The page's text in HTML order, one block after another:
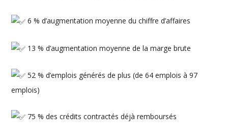
6 % d’augmentation moyenne du chiffre d’affaires
13 % d’augmentation moyenne de la marge brute
52 % d’emplois générés de plus (de 64 emplois à 97
emplois)
75 % des crédits contractés déjà remboursés